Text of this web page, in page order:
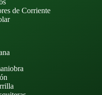
de Corriente